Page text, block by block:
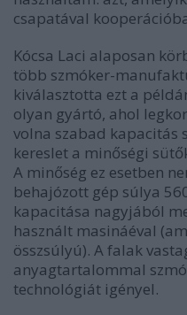
csapatával
Kócsa Laci alaposan
több szmóker-
kiválasztotta ezt a
olyan gyártó, ahol
volna szabad kapacitás
kereslet a minőségi
A minőség ez esetben
behajózott gép súlya
kapacitása nagyjából
használt masináéval
összsúlyú). A falak
anyagtartalommal
technológiát igényel.